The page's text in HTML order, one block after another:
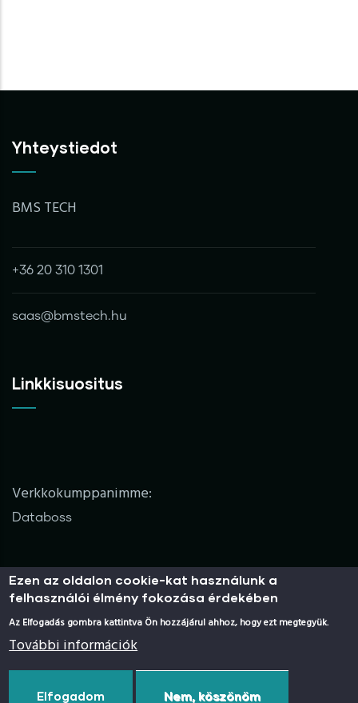
Yhteystiedot
BMS TECH
+36 20 310 1301
saas@bmstech.hu
Linkkisuositus
Verkkokumppanimme:
Databoss
Nyilatkozat
ÁSzJNy
Ezen az oldalon cookie-kat használunk a
felhasználói élmény fokozása érdekében
Az Elfogadás gombra kattintva Ön hozzájárul ahhoz, hogy ezt megtegyük.
További információk
Elfogadom Nem, köszönöm